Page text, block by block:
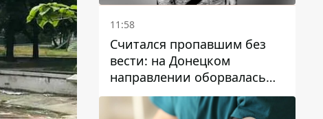
11:58
Считался пропавшим без
вести: на Донецком
направлении оборвалась
жизнь Анатолия Ткачука из
Днепропетровской области